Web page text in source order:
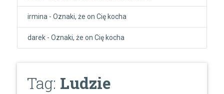
irmina - Oznaki, że on Cię kocha
darek- Oznaki, że on Cię kocha
Tag: Ludzie